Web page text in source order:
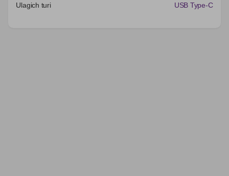
Ulagich turi
USB Type-C